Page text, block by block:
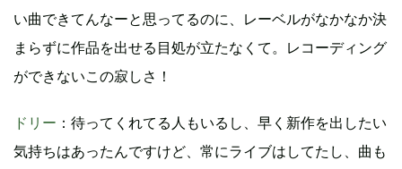
い曲できてんなーと思ってるのに、レーベルがなかなか決
まらずに作品を出せる目処が立たなくて。レコーディング
ができないこの寂しさ！
ドリー ：待ってくれてる人もいるし、早く新作を出したい
気持ちはあったんですけど、常にライブはしてたし、曲も